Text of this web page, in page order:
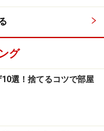
グ
選！捨てるコツで部屋